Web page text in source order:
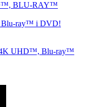
BLU-RAY™
Blu-ray™ i DVD!
4K UHD™, Blu-ray™